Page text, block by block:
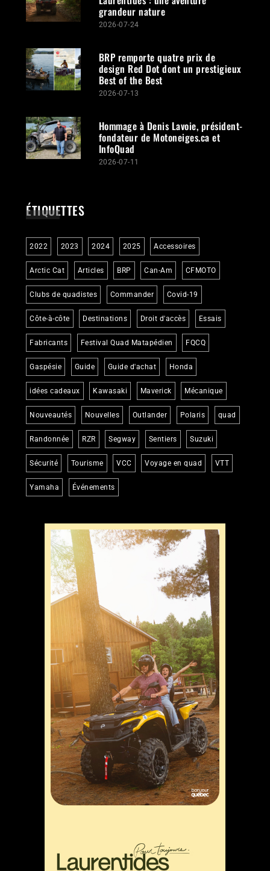
grandeur nature
2026-07-24
BRP remporte quatre prix de
design Red Dot dont un prestigieux
Best of the Best
2026-07-13
Hommage à Denis Lavoie, président-
fondateur de Motoneiges.ca et
InfoQuad
2026-07-11
ÉTIQUETTES
2022 2023 2024 2025 Accessoires
Arctic Cat Articles BRP Can-Am CFMOTO
Clubs de quadistes Commander Covid-19
Côte-à-côte Destinations Droit d'accès Essais
Fabricants Festival Quad Matapédien FQCQ
Gaspésie Guide Guide d'achat Honda
idées cadeaux Kawasaki Maverick Mécanique
Nouveautés Nouvelles Outlander Polaris quad
Randonnée RZR Segway Sentiers Suzuki
Sécurité Tourisme VCC Voyage en quad VTT
Yamaha Événements